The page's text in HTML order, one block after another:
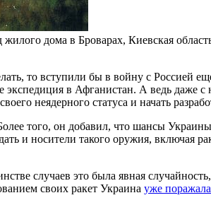
дома в Броварах, Киевская
то вступили бы в войну с Россией
в Афганистан. А ведь даже с
неядерного статуса и начать
того, он добавил, что шансы
и носители такого оружия, включая
случаев это была явная
своих ракет Украина уже поражала